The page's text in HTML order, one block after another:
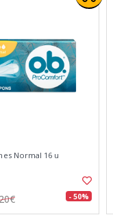
Normal 16 u
- 50%